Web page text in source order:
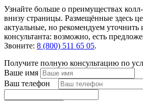
Узнайте больше о преимуществах
внизу страницы. Размещённые здесь
актуальные, но рекомендуем уточнить
консультанта: возможно, есть
Звоните: 8 (800) 511 65 05.
Получите полную консультацию по
Ваше имя
Ваш телефон